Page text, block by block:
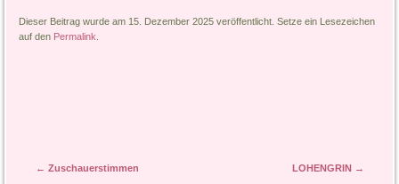
Dieser Beitrag wurde am 15. Dezember 2025 veröffentlicht. Setze ein Lesezeichen
auf den Permalink
Artikel-Navigation
← Zuschauerstimmen LOHENGRIN →